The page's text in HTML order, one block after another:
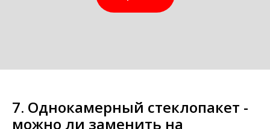
7. Однокамерный стеклопакет -
можно ли заменить на